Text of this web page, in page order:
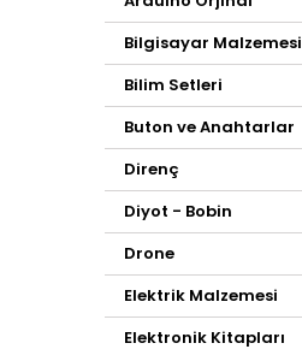
Bilgisayar Malzemesi
Bilim Setleri
Buton ve Anahtarlar
Direnç
Diyot - Bobin
Drone
Elektrik Malzemesi
Elektronik Kitapları